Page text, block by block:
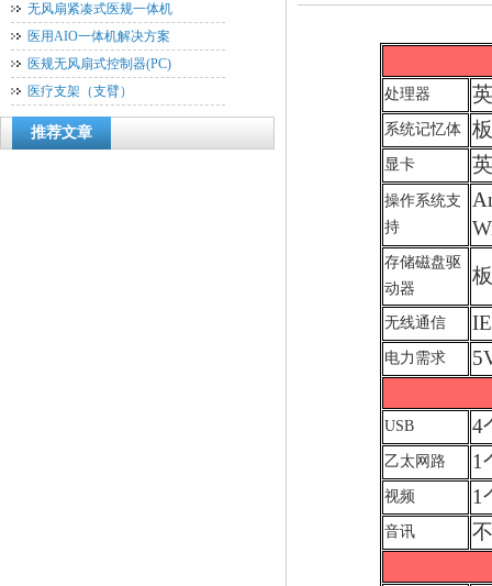
无风扇紧凑式医规一体机
医用AIO一体机解决方案
医规无风扇式控制器(PC)
医疗支架（支臂）
推荐文章
处理器
系统记忆体
显卡
操作系统支
持
存储磁盘驱
动器
无线通信
电力需求
USB 4
乙太网路 1
视频 1
音讯